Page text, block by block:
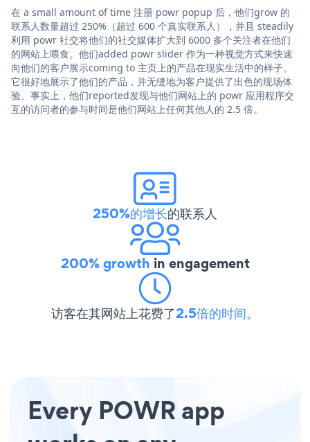
在 a small amount of time 注册 powr popup 后，他们grow 的
联系人数量超过 250%（超过 600 个真实联系人），并且 steadily
利用 powr 社交将他们的社交媒体扩大到 6000 多个关注者在他们
的网站上喂食。他们added powr slider 作为一种视觉方式来快速
向他们的客户展示coming to 主页上的产品在现实生活中的样子。
它很好地展示了他们的产品，并无缝地为客户提供了出色的现场体
验。事实上，他们reported发现与他们网站上的 powr 应用程序交
互的访问者的参与时间是他们网站上任何其他人的 2.5 倍。
250%的增长的联系人
200% growth in engagement
访客在其网站上花费了2.5倍的时间。
Every POWR app